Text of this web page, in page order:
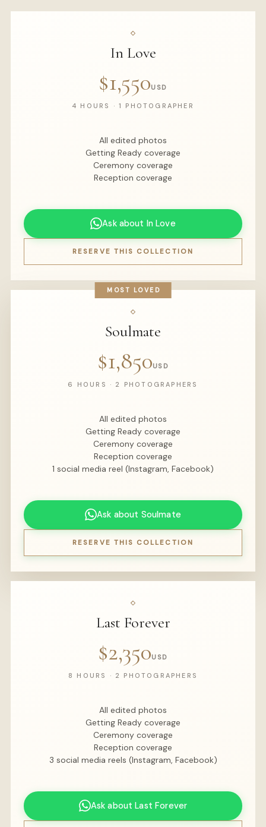
In Love
$1,550USD
4 HOURS · 1 PHOTOGRAPHER
All edited photos
Getting Ready coverage
Ceremony coverage
Reception coverage
Ask about In Love
RESERVE THIS COLLECTION
MOST LOVED
Soulmate
$1,850USD
6 HOURS · 2 PHOTOGRAPHERS
All edited photos
Getting Ready coverage
Ceremony coverage
Reception coverage
1 social media reel (Instagram, Facebook)
Ask about Soulmate
RESERVE THIS COLLECTION
Last Forever
$2,350USD
8 HOURS · 2 PHOTOGRAPHERS
All edited photos
Getting Ready coverage
Ceremony coverage
Reception coverage
3 social media reels (Instagram, Facebook)
Ask about Last Forever